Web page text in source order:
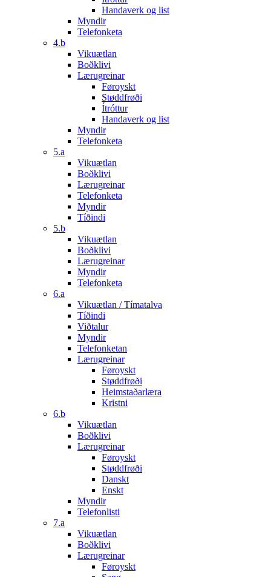
Handaverk og list
Myndir
Telefonketa
4.b
Vikuætlan
Boðklivi
Lærugreinar
Føroyskt
Støddfrøði
Ítróttur
Handaverk og list
Myndir
Telefonketa
5.a
Vikuætlan
Boðklivi
Lærugreinar
Telefonketa
Myndir
Tíðindi
5.b
Vikuætlan
Boðklivi
Lærugreinar
Myndir
Telefonketa
6.a
Vikuætlan / Tímatalva
Tíðindi
Viðtalur
Myndir
Telefonketan
Lærugreinar
Føroyskt
Støddfrøði
Heimstaðarlæra
Kristni
6.b
Vikuætlan
Boðklivi
Lærugreinar
Føroyskt
Støddfrøði
Danskt
Enskt
Myndir
Telefonlisti
7.a
Vikuætlan
Boðklivi
Lærugreinar
Føroyskt